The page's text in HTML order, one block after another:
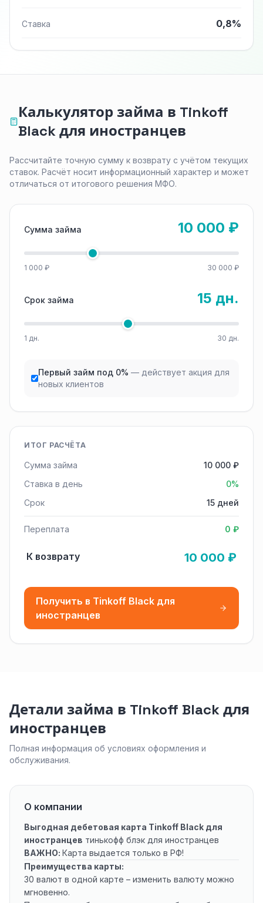
Ставка 0,8%
Калькулятор займа в Tinkoff
Black для иностранцев
Рассчитайте точную сумму к возврату с учётом текущих
ставок. Расчёт носит информационный характер и может
отличаться от итогового решения МФО.
Сумма займа 10 000 ₽
1 000 ₽ 30 000 ₽
Срок займа 15 дн.
1 дн. 30 дн.
Первый займ под 0% — действует акция для
новых клиентов
ИТОГ РАСЧЁТА
Сумма займа
10 000 ₽
Ставка в день
0%
Срок
15 дней
Переплата 0 ₽
К возврату 10 000 ₽
Получить в Tinkoff Black для
иностранцев
Детали займа в Tinkoff Black для
иностранцев
Полная информация об условиях оформления и
обслуживания.
О компании
Выгодная дебетовая карта Tinkoff Black для
иностранцев тинькофф блэк для иностранцев
ВАЖНО: Карта выдается только в РФ!
Преимущества карты:
30 валют в одной карте – изменить валюту можно
мгновенно.